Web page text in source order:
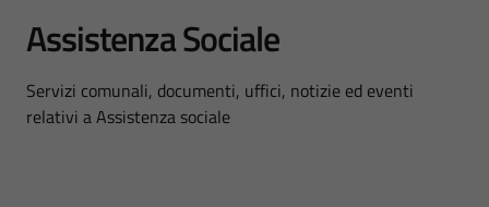
Assistenza Sociale
Dettagli dell'argomento
Servizi comunali, documenti, uffici, notizie ed eventi
relativi a Assistenza sociale